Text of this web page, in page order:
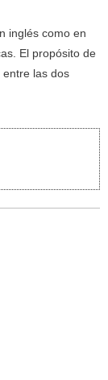
inglés como en
El propósito de
entre las dos